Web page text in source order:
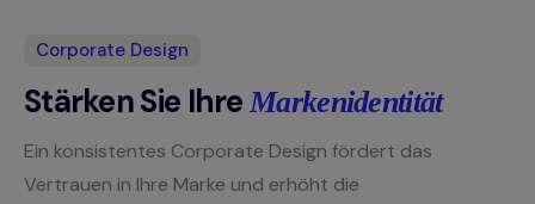
Corporate Design
Stärken Sie IhreMarkenidentität
Ein konsistentes Corporate Design fördert das
Vertrauen in Ihre Marke und erhöht die